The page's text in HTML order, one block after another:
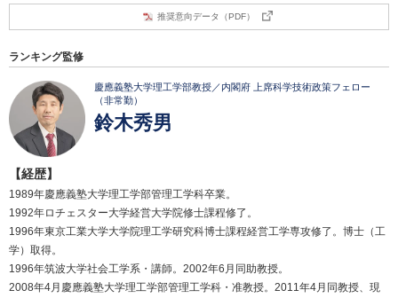
推奨意向データ（PDF）
ランキング監修
慶應義塾大学理工学部教授／内閣府 上席科学技術政策フェロー
（非常勤）
鈴木秀男
【経歴】
1989年慶應義塾大学理工学部管理工学科卒業。
1992年ロチェスター大学経営大学院修士課程修了。
1996年東京工業大学大学院理工学研究科博士課程経営工学専攻修了。博士（工
学）取得。
1996年筑波大学社会工学系・講師。2002年6月同助教授。
2008年4月慶應義塾大学理工学部管理工学科・准教授。2011年4月同教授、現